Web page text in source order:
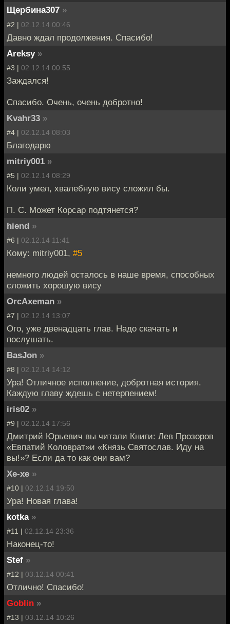
Щербина307 »
#2 | 02.12.14 00:46
Давно ждал продолжения. Спасибо!
Areksy »
#3 | 02.12.14 00:55
Заждался!
Спасибо. Очень, очень добротно!
Kvahr33 »
#4 | 02.12.14 08:03
Благодарю
mitriy001 »
#5 | 02.12.14 08:29
Коли умел, хвалебную вису сложил бы.
П. С. Может Корсар подтянется?
hiend »
#6 | 02.12.14 11:41
Кому: mitriy001, #5
немного людей осталось в наше время, способных
сложить хорошую вису
OrcAxeman »
#7 | 02.12.14 13:07
Ого, уже двенадцать глав. Надо скачать и
послушать.
BasJon »
#8 | 02.12.14 14:12
Ура! Отличное исполнение, добротная история.
Каждую главу ждешь с нетерпением!
iris02 »
#9 | 02.12.14 17:56
Дмитрий Юрьевич вы читали Книги: Лев Прозоров
«Евпатий Коловрат»и «Князь Святослав. Иду на
вы!»? Если да то как они вам?
Хе-хе »
#10 | 02.12.14 19:50
Ура! Новая глава!
kotka »
#11 | 02.12.14 23:36
Наконец-то!
Stef »
#12 | 03.12.14 00:41
Отлично! Спасибо!
Goblin »
#13 | 03.12.14 10:26